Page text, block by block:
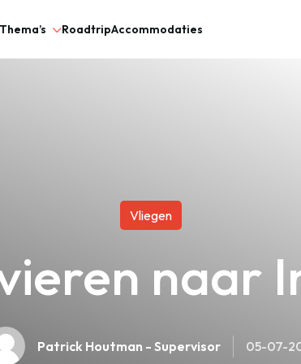
Thema’s RoadtripAccommodaties
Vliegen
naar
Patrick Houtman - Supervisor 05-07-